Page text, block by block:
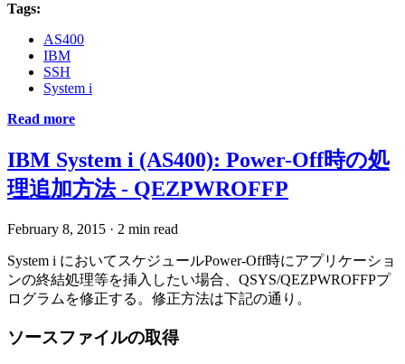
Tags:
AS400
IBM
SSH
System i
Read more
IBM System i (AS400): Power-Off時の処
理追加方法 - QEZPWROFFP
February 8, 2015 · 2 min read
System i においてスケジュールPower-Off時にアプリケーショ
ンの終結処理等を挿入したい場合、QSYS/QEZPWROFFPプ
ログラムを修正する。修正方法は下記の通り。
ソースファイルの取得